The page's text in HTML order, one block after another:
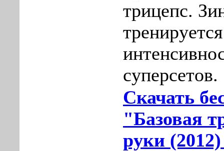
трицепс.
суперсетов.
Скачать
"Базовая
руки